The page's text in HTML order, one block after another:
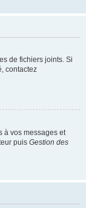
de fichiers joints. Si
contactez
à vos messages et
puis Gestion des